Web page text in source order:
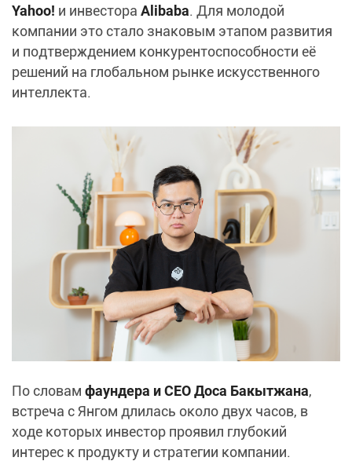
Yahoo! и инвестора Alibaba. Для молодой
компании это стало знаковым этапом развития
и подтверждением конкурентоспособности её
решений на глобальном рынке искусственного
интеллекта.
По словам фаундера и CEO Доса Бакытжана,
встреча с Янгом длилась около двух часов, в
ходе которых инвестор проявил глубокий
интерес к продукту и стратегии компании.